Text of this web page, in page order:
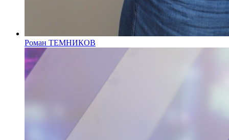
Роман ТЕМНИКОВ